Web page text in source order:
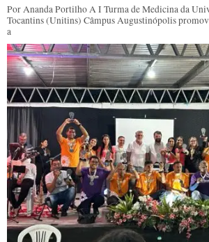
Por Ananda Portilho A I Turma de Medicina da
Tocantins (Unitins) Câmpus Augustinópolis
a